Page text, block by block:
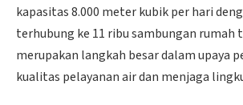
kapasitas 8.000 meter kubik per hari
terhubung ke 11 ribu sambungan rumah
merupakan langkah besar dalam upaya
kualitas pelayanan air dan menjaga